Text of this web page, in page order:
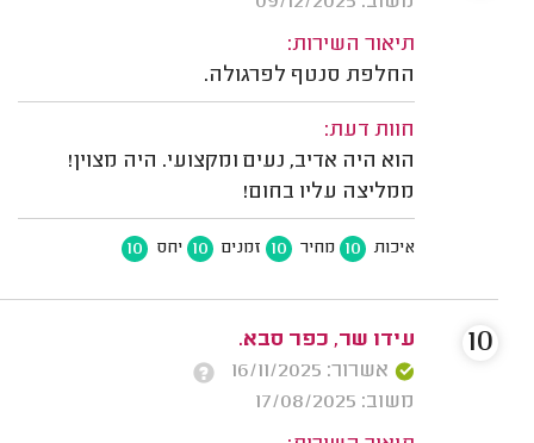
תיאור השירות:
החלפת סנטף לפרגולה.
חוות דעת:
הוא היה אדיב, נעים ומקצועי. היה מצוין!
ממליצה עליו בחום!
איכות 10 מחיר 10 זמנים 10 יחס 10
עידו שר, כפר סבא.
אשרור: 16/11/2025
משוב: 17/08/2025
10